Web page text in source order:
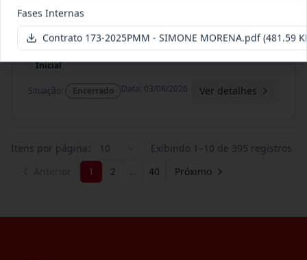
009-
2023
Inicial
Contratação de pessoa jurídica para
prestação de serviços de...
Situação: Encerrado Data: 03/08/2026 Ver detalhes
Itens por página: 10 Exibindo 1 –10 de 395 registros
1 2 … 40 Próximo
Fases Internas
Contrato 173-2025PMM - SIMONE MORENA.pdf(481.59